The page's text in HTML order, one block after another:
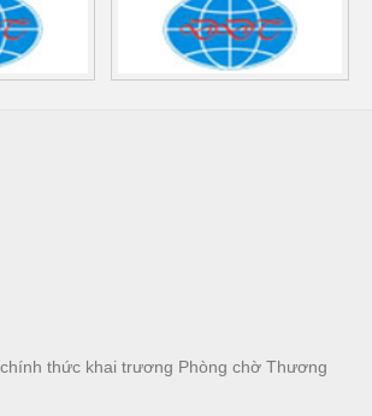
thức khai trương Phòng chờ Thương